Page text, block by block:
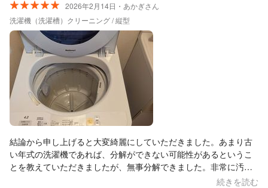
されていました。最後は洗濯機周りも整えてくださいました。安
心してベビー服を洗濯できます。この度はありがとうございまし
た。
2026年2月14日・あかぎさん
洗濯機（洗濯槽）クリーニング / 縦型
結論から申し上げると大変綺麗にしていただきました。あまり古
い年式の洗濯機であれば、分解ができない可能性があるというこ
とを教えていただきましたが、無事分解できました。非常に汚れ
が溜まっておりましたが、写真の通り綺麗にしていただき、試運
続きを読む